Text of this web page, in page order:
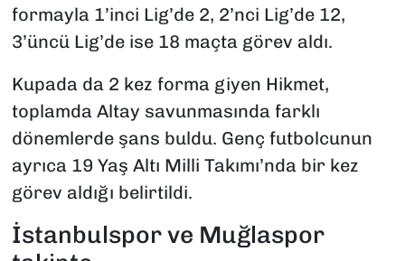
formayla 1’inci Lig’de 2, 2’nci Lig’de 12,
3’üncü Lig’de ise 18 maçta görev aldı.
Kupada da 2 kez forma giyen Hikmet,
toplamda Altay savunmasında farklı
dönemlerde şans buldu. Genç futbolcunun
ayrıca 19 Yaş Altı Milli Takımı’nda bir kez
görev aldığı belirtildi.
İstanbulspor ve Muğlaspor